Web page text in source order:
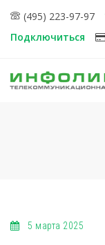
(495) 223-97-97
Подключиться
5 марта 2025